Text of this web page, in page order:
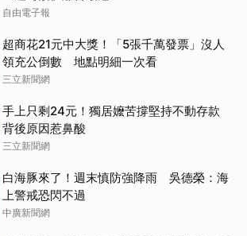
自由電子報
超商花21元中大獎！「5張千萬發票」沒人
領充公倒數 地點明細一次看
三立新聞網
手上只剩24元！獨居嬤苦撐堅持不動存款
背後原因惹鼻酸
三立新聞網
白海豚來了！週末慎防強降雨 吳德榮：海
上警戒恐閃不過
中廣新聞網